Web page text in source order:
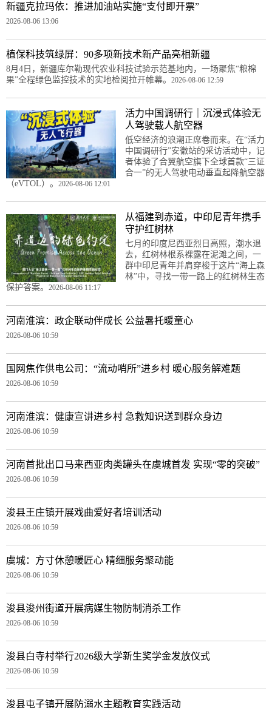
新疆克拉玛依：推进加油站实施“支付即开票”
2026-08-06 13:06
植保科技筑绿屏：90多项新技术新产品亮相新疆
8月4日，新疆库尔勒现代农业科技试验示范基地内，一场聚焦“粮棉
果”全程绿色监控技术的实地检阅拉开帷幕。 2026-08-06 12:59
活力中国调研行｜沉浸式体验无
人驾驶载人航空器
低空经济的浪潮正席卷而来。在“活力
中国调研行”安徽站的采访活动中，记
者体验了合翼航空旗下全球首款“三证
合一”的无人驾驶电动垂直起降航空器
（eVTOL）。 2026-08-06 12:01
从福建到赤道，中印尼青年携手
守护红树林
七月的印度尼西亚烈日高照，潮水退
去，红树林根系裸露在泥滩之间，一
群中印尼青年并肩穿梭于这片“海上森
林”中，寻找一带一路上的红树林生态
保护答案。 2026-08-06 11:17
河南淮滨：政企联动伴成长 公益暑托暖童心
2026-08-06 10:59
国网焦作供电公司：“流动哨所”进乡村 暖心服务解难题
2026-08-06 10:59
河南淮滨：健康宣讲进乡村 急救知识送到群众身边
2026-08-06 10:59
河南首批出口马来西亚肉类罐头在虞城首发 实现“零的突破”
2026-08-06 10:59
浚县王庄镇开展戏曲爱好者培训活动
2026-08-06 10:59
虞城：方寸休憩暖匠心 精细服务聚动能
2026-08-06 10:59
浚县浚州街道开展病媒生物防制消杀工作
2026-08-06 10:59
浚县白寺村举行2026级大学新生奖学金发放仪式
2026-08-06 10:59
浚县屯子镇开展防溺水主题教育实践活动